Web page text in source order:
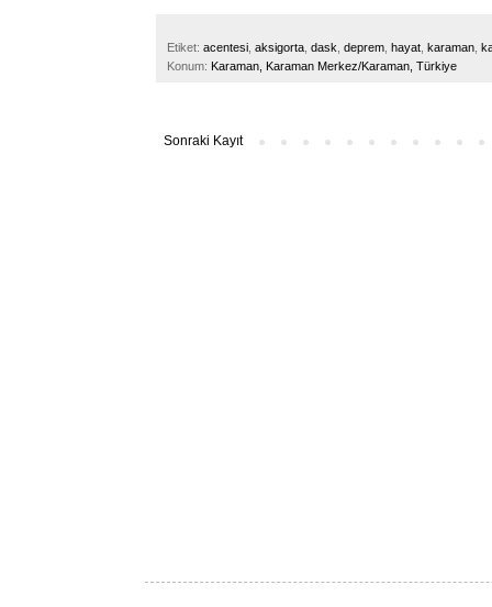
Etiket: acentesi aksigorta dask deprem hayat karaman
Konum: Karaman, Karaman Merkez/Karaman, Türkiye
Sonraki Kayıt